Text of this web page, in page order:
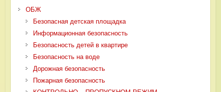
ОБЖ
Безопасная детская площадка
Информационная безопасность
Безопасность детей в квартире
Безопасность на воде
Дорожная безопасность
Пожарная безопасность